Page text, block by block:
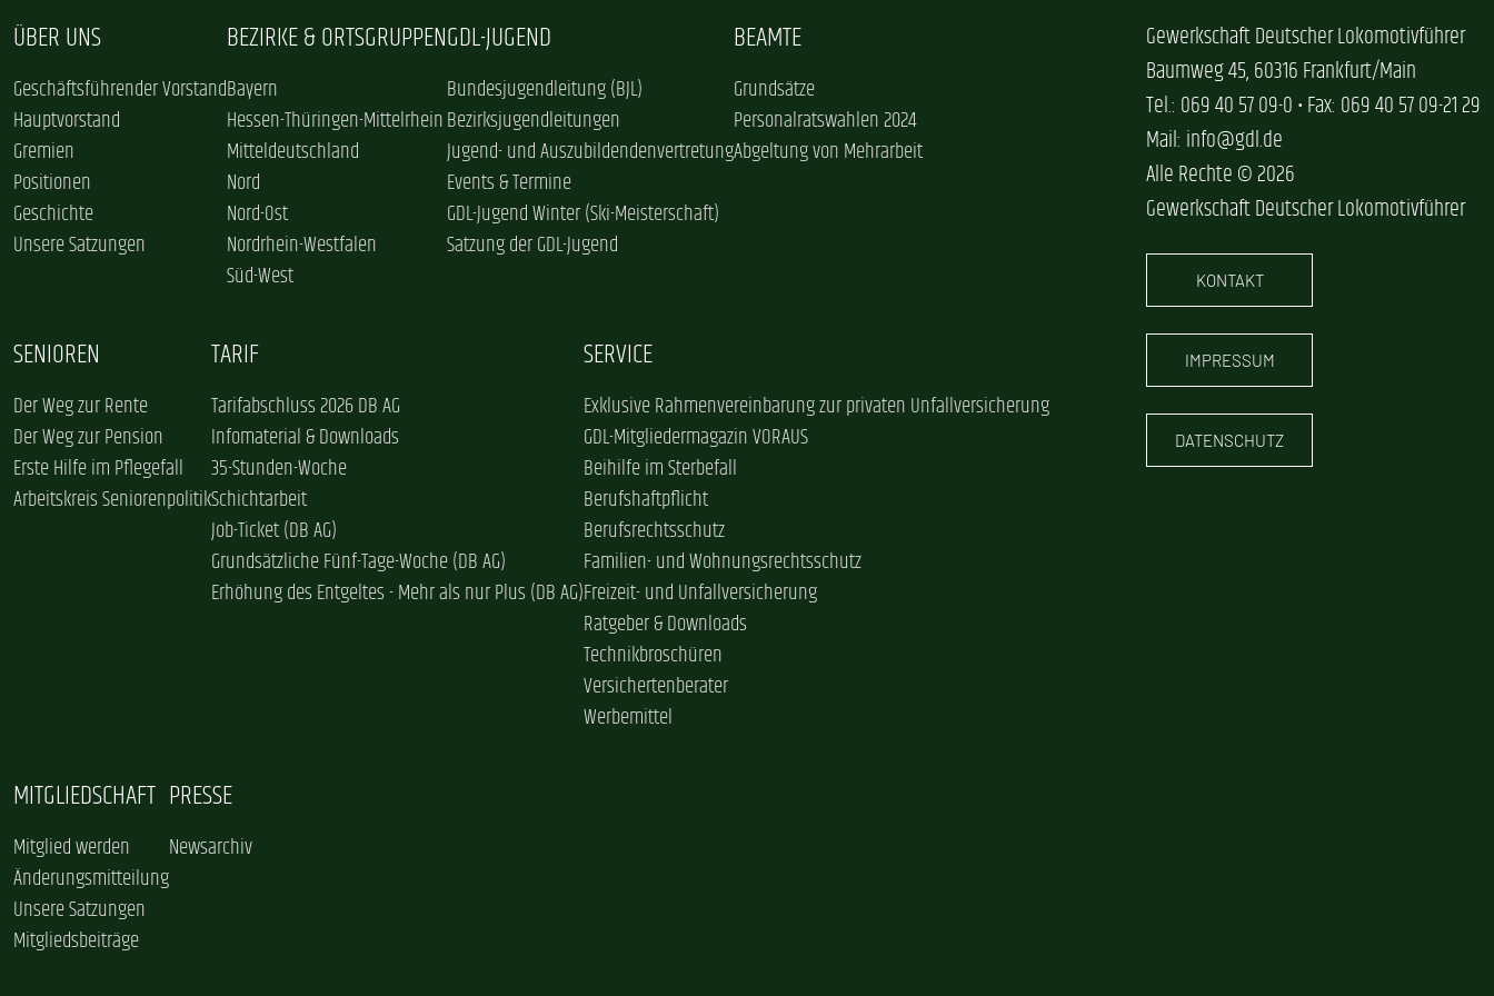
ÜBER UNS
Geschäftsführender Vorstand
Hauptvorstand
Gremien
Positionen
Geschichte
Unsere Satzungen
BEZIRKE & ORTSGRUPPEN
Bayern
Hessen-Thüringen-Mittelrhein
Mitteldeutschland
Nord
Nord-Ost
Nordrhein-Westfalen
Süd-West
GDL-JUGEND
Bundesjugendleitung (BJL)
Bezirksjugendleitungen
Jugend- und Auszubildendenvertretung
Events & Termine
GDL-Jugend Winter (Ski-Meisterschaft)
Satzung der GDL-Jugend
BEAMTE
Grundsätze
Personalratswahlen 2024
Abgeltung von Mehrarbeit
SENIOREN
Der Weg zur Rente
Der Weg zur Pension
Erste Hilfe im Pflegefall
Arbeitskreis Seniorenpolitik
TARIF
Tarifabschluss 2026 DB AG
Infomaterial & Downloads
35-Stunden-Woche
Schichtarbeit
Job-Ticket (DB AG)
Grundsätzliche Fünf-Tage-Woche (DB AG)
Erhöhung des Entgeltes - Mehr als nur Plus (DB AG)
SERVICE
Exklusive Rahmenvereinbarung zur privaten Unfallversicherung
GDL-Mitgliedermagazin VORAUS
Beihilfe im Sterbefall
Berufshaftpflicht
Berufsrechtsschutz
Familien- und Wohnungsrechtsschutz
Freizeit- und Unfallversicherung
Ratgeber & Downloads
Technikbroschüren
Versichertenberater
Werbemittel
MITGLIEDSCHAFT
Mitglied werden
Änderungsmitteilung
Unsere Satzungen
Mitgliedsbeiträge
PRESSE
Newsarchiv
Gewerkschaft Deutscher Lokomotivführer
Baumweg 45, 60316 Frankfurt/Main
Tel.: 069 40 57 09-0 • Fax: 069 40 57 09-21 29
Mail: info@gdl.de
Alle Rechte © 2026
Gewerkschaft Deutscher Lokomotivführer
KONTAKT
IMPRESSUM
DATENSCHUTZ